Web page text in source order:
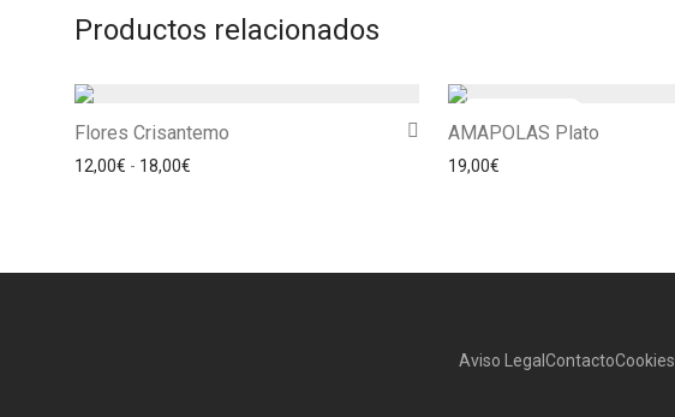
Productos relacionados
Flores Crisantemo
12,00€ - 18,00€ Rango de precios: desde 12,00€ hasta 18,00€
AMAPOLAS Plato
19,00€
Aviso Legal ContactoCookies